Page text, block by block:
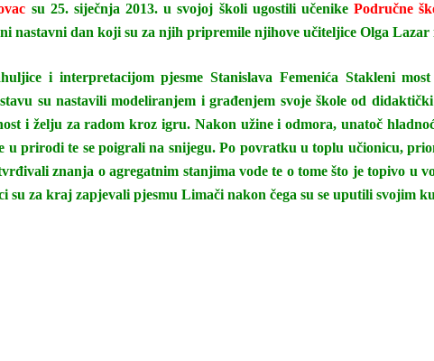
su 25. siječnja 2013. u svojoj školi ugostili učenike Područne
nastavni dan koji su za njih pripremile njihove učiteljice Olga Lazar
i interpretacijom pjesme Stanislava Femenića Stakleni
su nastavili modeliranjem i građenjem svoje škole od
i želju za radom kroz igru. Nakon užine i odmora, unatoč
u prirodi te se poigrali na snijegu. Po povratku u toplu učionicu,
znanja o agregatnim stanjima vode te o tome što je topivo u
su za kraj zapjevali pjesmu Limači nakon čega su se uputili svojim